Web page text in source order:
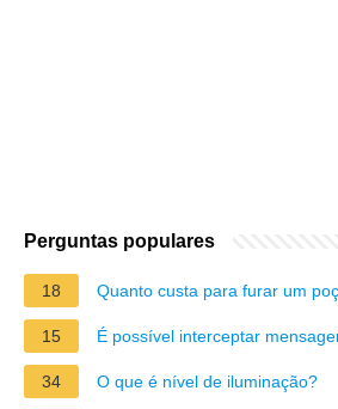
Perguntas populares
18 Quanto custa para furar um
15 É possível interceptar
34 O que é nível de iluminação?